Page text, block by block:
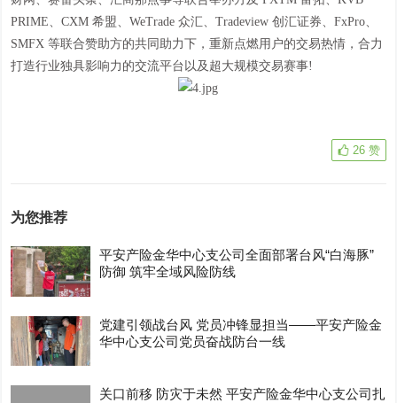
PRIME、CXM 希盟、WeTrade 众汇、Tradeview 创汇证券、FxPro、
SMFX 等联合赞助方的共同助力下，重新点燃用户的交易热情，合力
打造行业独具影响力的交流平台以及超大规模交易赛事!
26 赞
为您推荐
平安产险金华中心支公司全面部署台风“白海豚”
防御 筑牢全域风险防线
党建引领战台风 党员冲锋显担当——平安产险金
华中心支公司党员奋战防台一线
关口前移 防灾于未然 平安产险金华中心支公司扎